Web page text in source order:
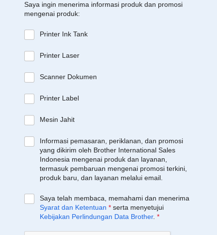
Saya ingin menerima informasi produk dan promosi
mengenai produk:
Printer Ink Tank
Printer Laser
Scanner Dokumen
Printer Label
Mesin Jahit
Informasi pemasaran, periklanan, dan promosi
yang dikirim oleh Brother International Sales
Indonesia mengenai produk dan layanan,
termasuk pembaruan mengenai promosi terkini,
produk baru, dan layanan melalui email.
Saya telah membaca, memahami dan menerima
Syarat dan Ketentuan * serta menyetujui
Kebijakan Perlindungan Data Brother. *